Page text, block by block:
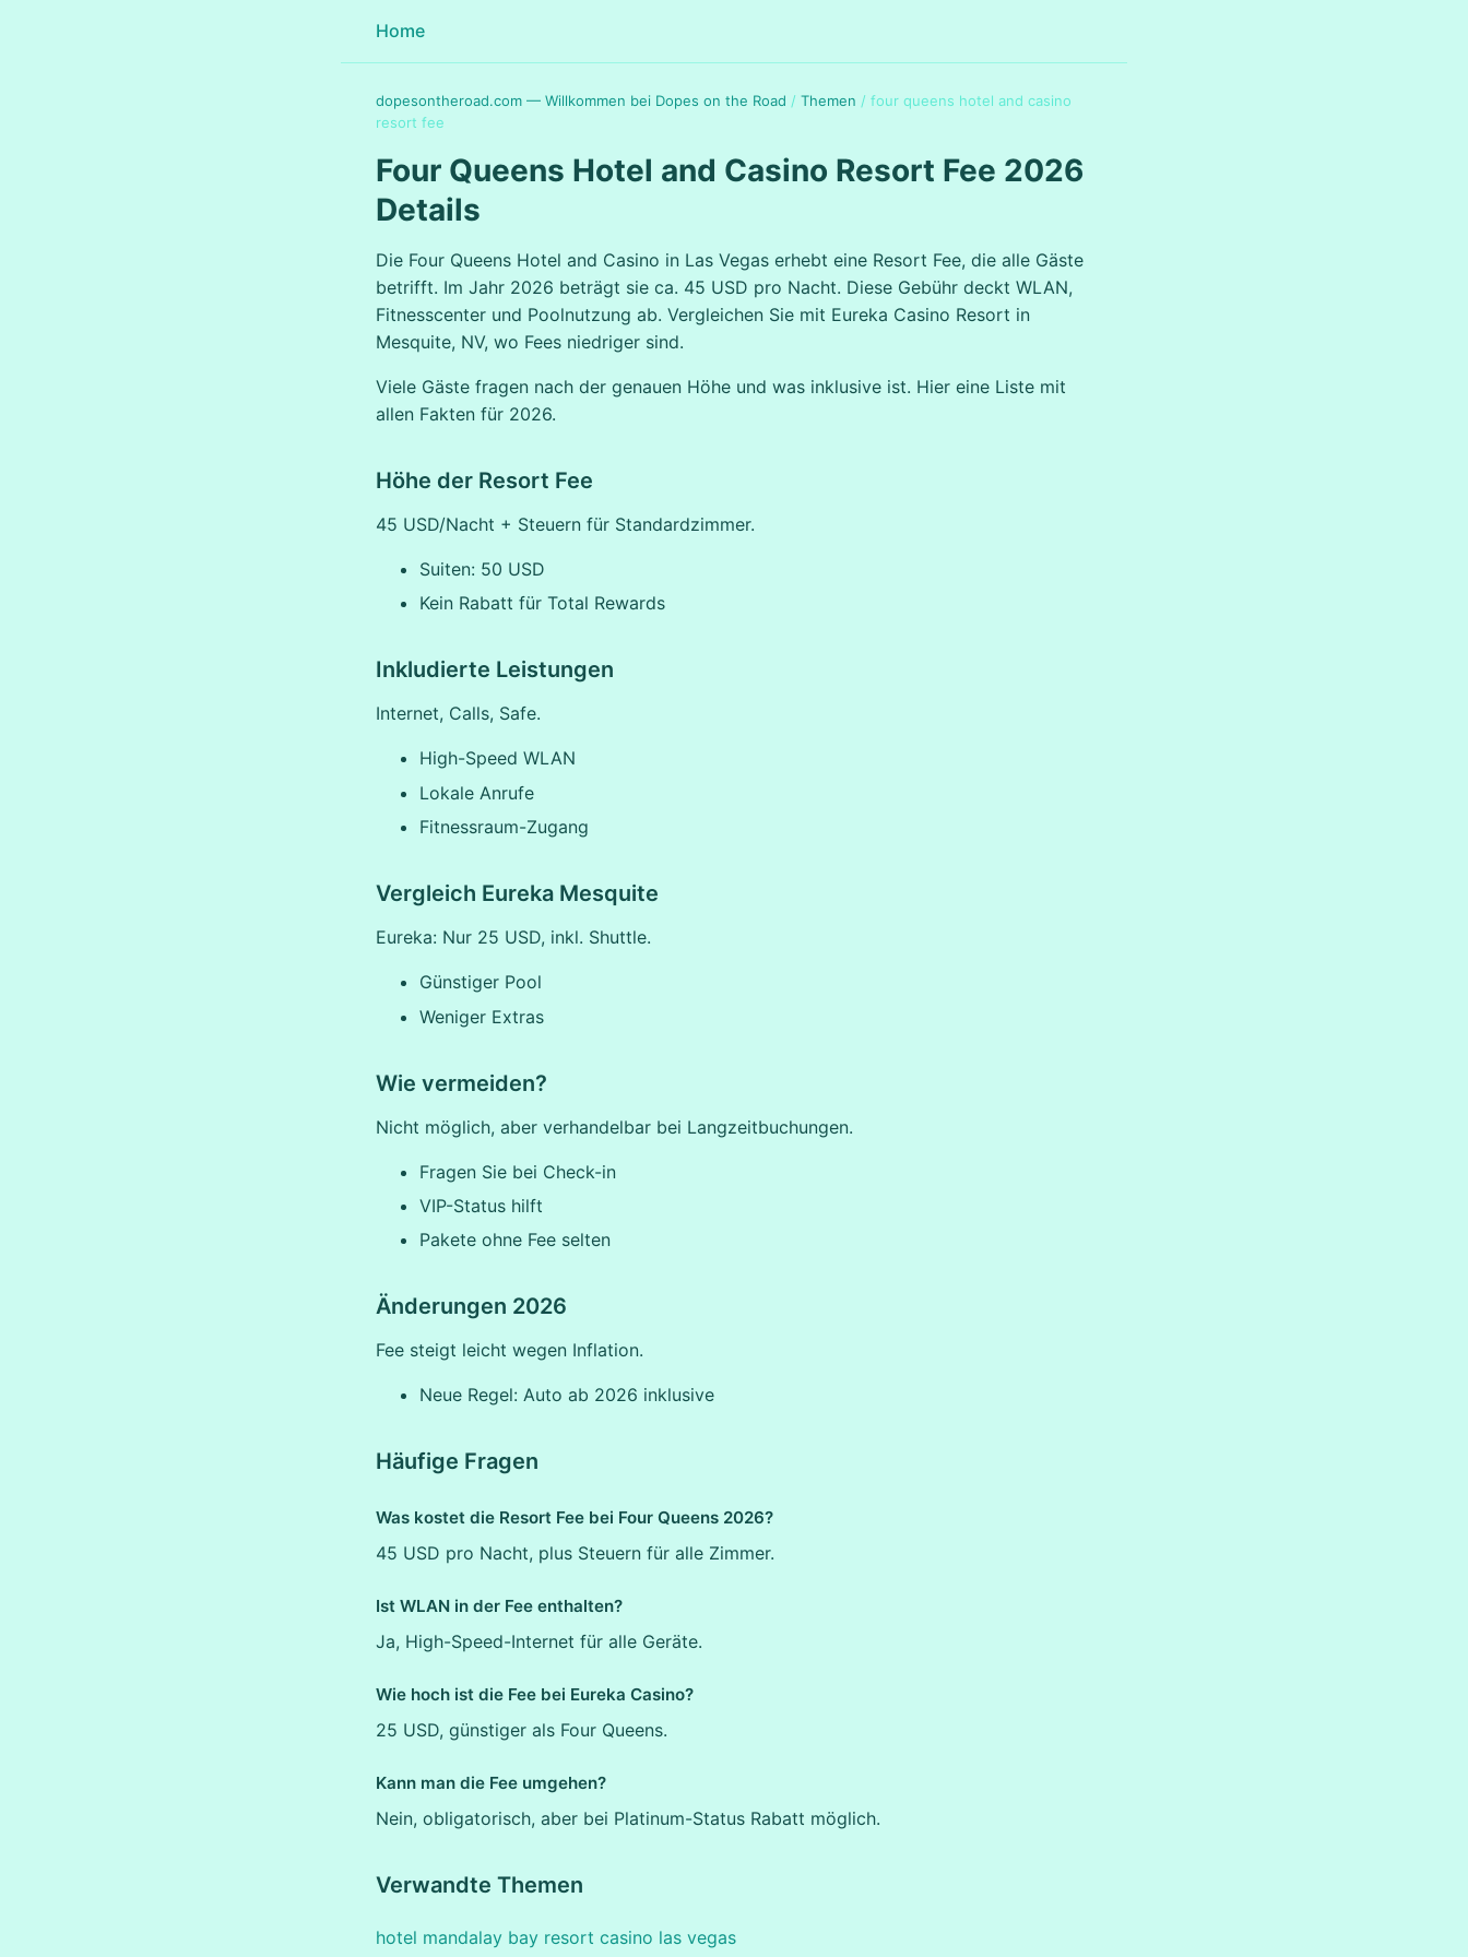
Home
dopesontheroad.com — Willkommen bei Dopes on the Road / Themen / four queens hotel and casino
resort fee
Four Queens Hotel and Casino Resort Fee 2026
Details
Die Four Queens Hotel and Casino in Las Vegas erhebt eine Resort Fee, die alle Gäste
betrifft. Im Jahr 2026 beträgt sie ca. 45 USD pro Nacht. Diese Gebühr deckt WLAN,
Fitnesscenter und Poolnutzung ab. Vergleichen Sie mit Eureka Casino Resort in
Mesquite, NV, wo Fees niedriger sind.
Viele Gäste fragen nach der genauen Höhe und was inklusive ist. Hier eine Liste mit
allen Fakten für 2026.
Höhe der Resort Fee
45 USD/Nacht + Steuern für Standardzimmer.
Suiten: 50 USD
Kein Rabatt für Total Rewards
Inkludierte Leistungen
Internet, Calls, Safe.
High-Speed WLAN
Lokale Anrufe
Fitnessraum-Zugang
Vergleich Eureka Mesquite
Eureka: Nur 25 USD, inkl. Shuttle.
Günstiger Pool
Weniger Extras
Wie vermeiden?
Nicht möglich, aber verhandelbar bei Langzeitbuchungen.
Fragen Sie bei Check-in
VIP-Status hilft
Pakete ohne Fee selten
Änderungen 2026
Fee steigt leicht wegen Inflation.
Neue Regel: Auto ab 2026 inklusive
Häufige Fragen
Was kostet die Resort Fee bei Four Queens 2026?
45 USD pro Nacht, plus Steuern für alle Zimmer.
Ist WLAN in der Fee enthalten?
Ja, High-Speed-Internet für alle Geräte.
Wie hoch ist die Fee bei Eureka Casino?
25 USD, günstiger als Four Queens.
Kann man die Fee umgehen?
Nein, obligatorisch, aber bei Platinum-Status Rabatt möglich.
Verwandte Themen
hotel mandalay bay resort casino las vegas